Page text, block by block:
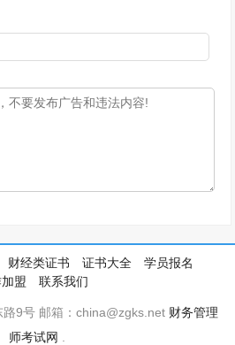
财经类证书 证书大全
学员报名
盟
联系我们
9号 邮箱：china@zgks.net 财务管理
师考试网